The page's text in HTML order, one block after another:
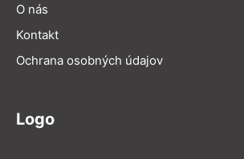
O nás
Kontakt
Ochrana osobných údajov
Logo